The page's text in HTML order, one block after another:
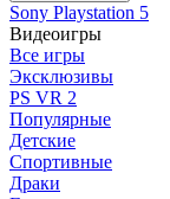
Sony Playstation 5
Видеоигры
Все игры
Эксклюзивы
PS VR 2
Популярные
Детские
Спортивные
Драки